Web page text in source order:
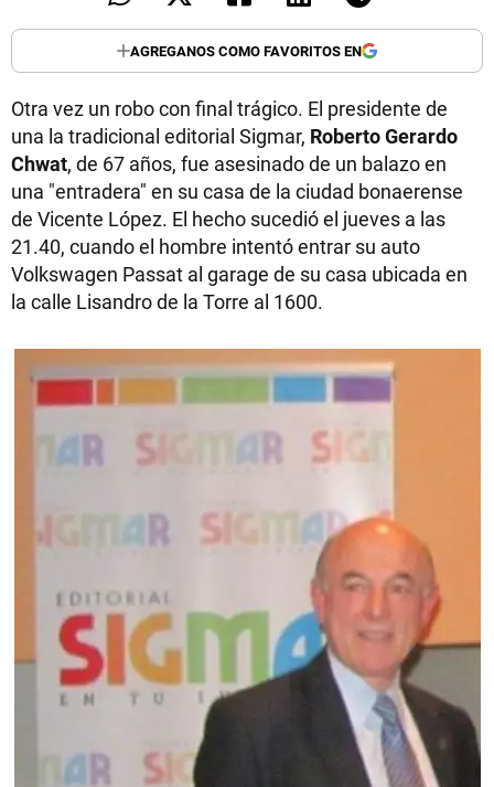
AGREGANOS COMO FAVORITOS EN
Otra vez un robo con final trágico. El presidente de
una la tradicional editorial Sigmar, Roberto Gerardo
Chwat, de 67 años, fue asesinado de un balazo en
una "entradera" en su casa de la ciudad bonaerense
de Vicente López. El hecho sucedió el jueves a las
21.40, cuando el hombre intentó entrar su auto
Volkswagen Passat al garage de su casa ubicada en
la calle Lisandro de la Torre al 1600.